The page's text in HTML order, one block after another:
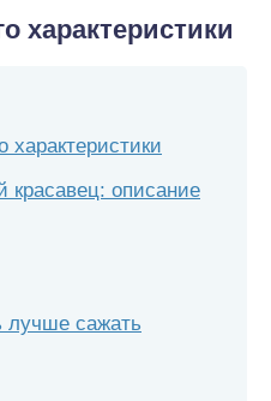
характеристики
характеристики
красавец: описание
лучше сажать